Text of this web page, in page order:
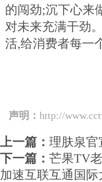
的闯劲;沉下心来
对未来充满干劲
活,给消费者每一
声明： http://
上一篇： 理肤泉官
下一篇： 芒果TV
加速互联互通国际